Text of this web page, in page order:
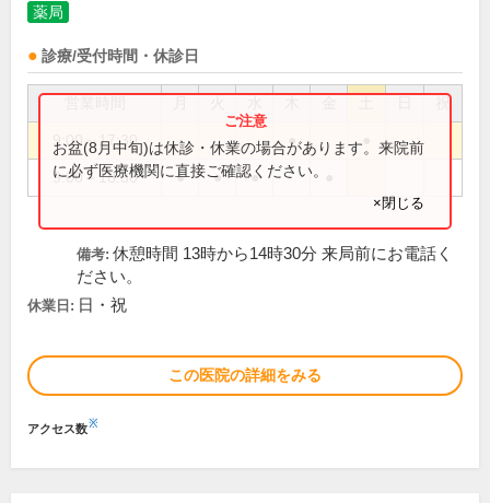
薬局
診療/受付時間・休診日
祝
9:00～17:30 ●
9:00～18:30 ● ● ●
お盆(8月中旬)は休診・休業の場合があります。来院前
に必ず医療機関に直接ご確認ください。
×閉じる
備考: 休憩時間 13時から14時30分 来局前にお電話く
ださい。
休業日: 日・祝
この医院の詳細をみる
アクセス数※